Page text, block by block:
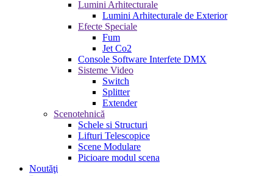
Lumini Arhitecturale
Lumini Arhitecturale de Exterior
Efecte Speciale
Fum
Jet Co2
Console Software Interfete DMX
Sisteme Video
Switch
Splitter
Extender
Scenotehnică
Schele si Structuri
Lifturi Telescopice
Scene Modulare
Picioare modul scena
Noutăţi